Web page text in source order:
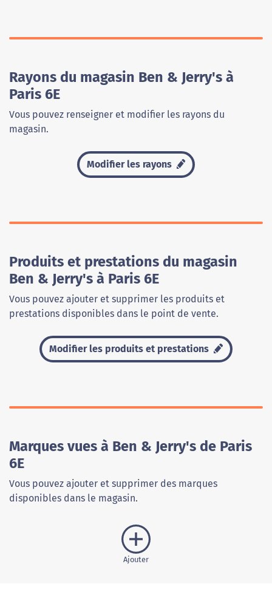
Rayons du magasin Ben & Jerry's à
Paris 6E
Vous pouvez renseigner et modifier les rayons du
magasin.
Modifier les rayons
Produits et prestations du magasin
Ben & Jerry's à Paris 6E
Vous pouvez ajouter et supprimer les produits et
prestations disponibles dans le point de vente.
Modifier les produits et prestations
Marques vues à Ben & Jerry's de Paris
6E
Vous pouvez ajouter et supprimer des marques
disponibles dans le magasin.
Ajouter